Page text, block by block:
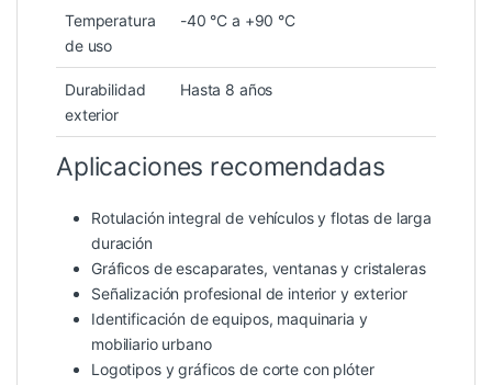
Temperatura
de uso
-40 °C a +90 °C
Durabilidad
exterior
Hasta 8 años
Aplicaciones recomendadas
Rotulación integral de vehículos y flotas de larga
duración
Gráficos de escaparates, ventanas y cristaleras
Señalización profesional de interior y exterior
Identificación de equipos, maquinaria y
mobiliario urbano
Logotipos y gráficos de corte con plóter